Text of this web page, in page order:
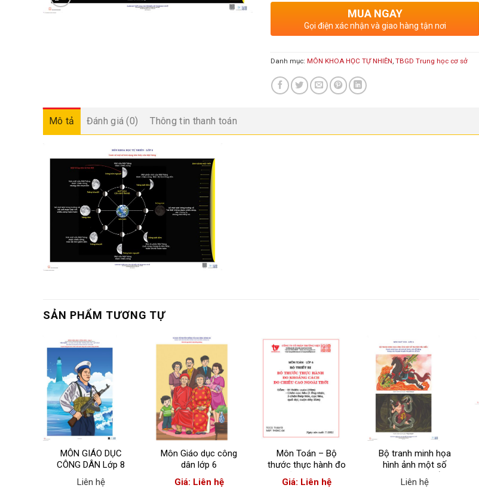
MUA NGAY
Gọi điện xác nhận và giao hàng tận nơi
Danh mục: MÔN KHOA HỌC TỰ NHIÊN, TBGD Trung học cơ sở
Mô tả Đánh giá (0) Thông tin thanh toán
SẢN PHẨM TƯƠNG TỰ
MÔN GIÁO DỤC
CÔNG DÂN Lớp 8
Liên hệ
Môn Giáo dục công
dân lớp 6
Giá: Liên hệ
Môn Toán – Bộ
thước thực hành đo
khoảng cách, đo
chiều cao ngoài trời
Giá: Liên hệ
Bộ tranh minh họa
hình ảnh một số
truyện tiêu biểu
Liên hệ